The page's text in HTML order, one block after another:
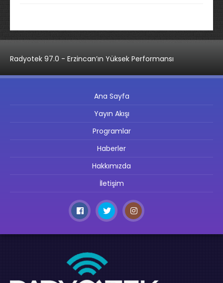
Radyotek 97.0 - Erzincan’ın Yüksek Performansı
Ana Sayfa
Yayın Akışı
Programlar
Haberler
Hakkımızda
İletişim